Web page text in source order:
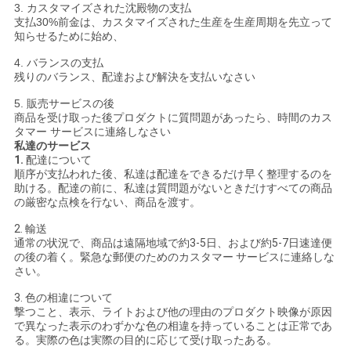
3. カスタマイズされた沈殿物の支払
支払30%前金は、カスタマイズされた生産を生産周期を先立って
知らせるために始め、
4. バランスの支払
残りのバランス、配達および解決を支払いなさい
5. 販売サービスの後
商品を受け取った後プロダクトに質問題があったら、時間のカス
タマー サービスに連絡しなさい
私達のサービス
1. 配達について
順序が支払われた後、私達は配達をできるだけ早く整理するのを
助ける。配達の前に、私達は質問題がないときだけすべての商品
の厳密な点検を行ない、商品を渡す。
2. 輸送
通常の状況で、商品は遠隔地域で約3-5日、および約5-7日速達便
の後の着く。緊急な郵便のためのカスタマー サービスに連絡しな
さい。
3. 色の相違について
撃つこと、表示、ライトおよび他の理由のプロダクト映像が原因
で異なった表示のわずかな色の相違を持っていることは正常であ
る。実際の色は実際の目的に応じて受け取ったある。